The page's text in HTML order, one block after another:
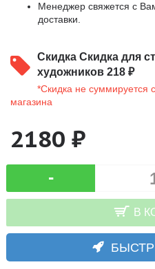
Менеджер свяжется с
доставки.
Скидка Скидка для
художников 218 ₽
*Скидка не суммируется
магазина
2180 ₽
-
В